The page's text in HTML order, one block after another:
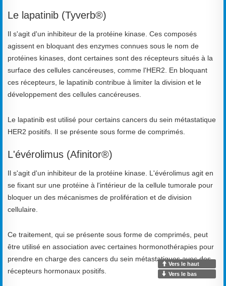
Vers le haut
Vers le bas
Le lapatinib (Tyverb®)
Il s'agit d'un inhibiteur de la protéine kinase. Ces composés
agissent en bloquant des enzymes connues sous le nom de
protéines kinases, dont certaines sont des récepteurs situés à la
surface des cellules cancéreuses, comme l'HER2. En bloquant
ces récepteurs, le lapatinib contribue à limiter la division et le
développement des cellules cancéreuses.
Le lapatinib est utilisé pour certains cancers du sein métastatique
HER2 positifs. Il se présente sous forme de comprimés.
L'évérolimus (Afinitor®)
Il s'agit d'un inhibiteur de la protéine kinase. L'évérolimus agit en
se fixant sur une protéine à l'intérieur de la cellule tumorale pour
bloquer un des mécanismes de prolifération et de division
cellulaire.
Ce traitement, qui se présente sous forme de comprimés, peut
être utilisé en association avec certaines hormonothérapies pour
prendre en charge des cancers du sein métastatiques avec des
récepteurs hormonaux positifs.